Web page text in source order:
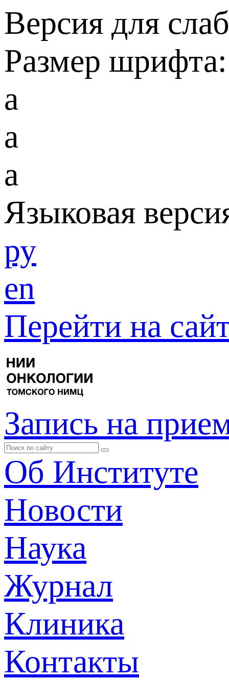
Версия для
Размер шрифта:
a
a
a
Языковая
ру
en
Перейти на
Запись на
Об Институте
Новости
Наука
Журнал
Клиника
Контакты